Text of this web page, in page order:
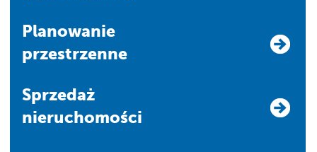
Planowanie
przestrzenne
Sprzedaż
nieruchomości